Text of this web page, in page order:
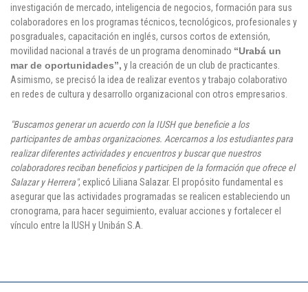
investigación de mercado, inteligencia de negocios, formación para sus
colaboradores en los programas técnicos, tecnológicos, profesionales y
posgraduales, capacitación en inglés, cursos cortos de extensión,
movilidad nacional a través de un programa denominado “Urabá un
mar de oportunidades”, y la creación de un club de practicantes.
Asimismo, se precisó la idea de realizar eventos y trabajo colaborativo
en redes de cultura y desarrollo organizacional con otros empresarios.
"Buscamos generar un acuerdo con la IUSH que beneficie a los
participantes de ambas organizaciones. Acercarnos a los estudiantes para
realizar diferentes actividades y encuentros y buscar que nuestros
colaboradores reciban beneficios y participen de la formación que ofrece el
Salazar y Herrera", explicó Liliana Salazar. El propósito fundamental es
asegurar que las actividades programadas se realicen estableciendo un
cronograma, para hacer seguimiento, evaluar acciones y fortalecer el
vínculo entre la IUSH y Unibán S.A.
Campus Estadio: CR 70 # 52-49
(+57) (4) 4 600 700
Medellín - Colombia - Suramérica
Inscripciones permanentes
Denuncia de Corrupción y Sobornos